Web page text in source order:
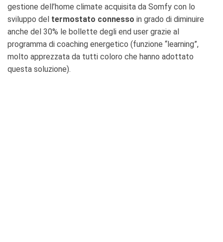
gestione dell’home climate acquisita da Somfy con lo
sviluppo del termostato connesso in grado di diminuire
anche del 30% le bollette degli end user grazie al
programma di coaching energetico (funzione “learning”,
molto apprezzata da tutti coloro che hanno adottato
questa soluzione).